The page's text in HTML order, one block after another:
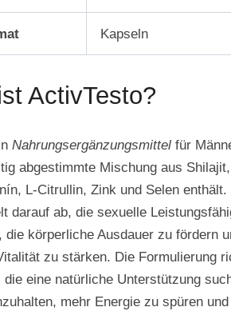
Kapseln
ActivTesto?
Nahrungsergänzungsmittel für
abgestimmte Mischung aus Shilajit,
L-Citrullin, Zink und Selen enthält.
darauf ab, die sexuelle
die körperliche Ausdauer zu fördern
zu stärken. Die Formulierung
die eine natürliche Unterstützung
mehr Energie zu spüren